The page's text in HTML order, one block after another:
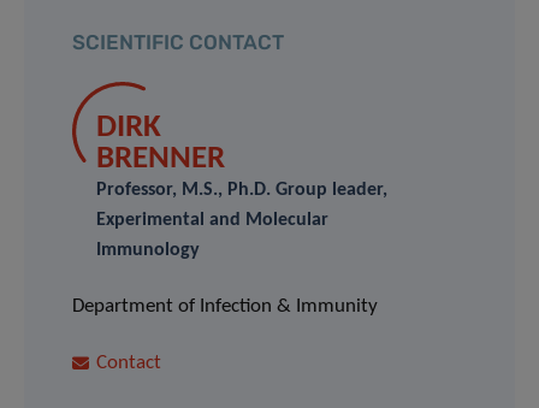
SCIENTIFIC CONTACT
DIRK
BRENNER
Professor, M.S., Ph.D. Group leader,
Experimental and Molecular
Immunology
Department of Infection & Immunity
Contact